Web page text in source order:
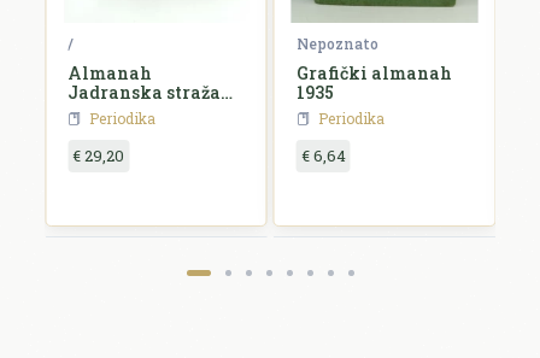
/
Almanah
Jadranska straža
za 1927. godinu
Periodika
€ 29,20
Nepoznato
Grafički almanah
1935
Periodika
€ 6,64